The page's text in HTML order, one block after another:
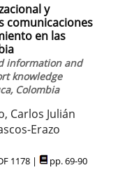
y
comunicaciones
en las
information and
knowledge
Colombia
Carlos Julián
Erazo
1178 | pp. 69-90